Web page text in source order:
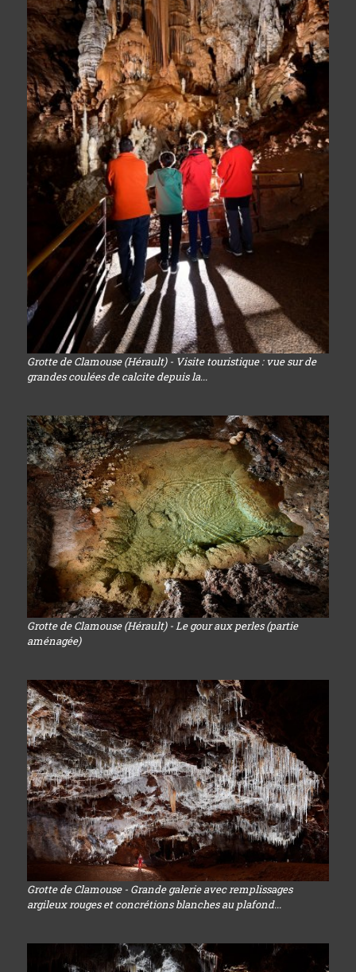
Grotte de Clamouse (Hérault) - Visite touristique : vue sur de
grandes coulées de calcite depuis la...
Grotte de Clamouse (Hérault) - Le gour aux perles (partie
aménagée)
Grotte de Clamouse - Grande galerie avec remplissages
argileux rouges et concrétions blanches au plafond...